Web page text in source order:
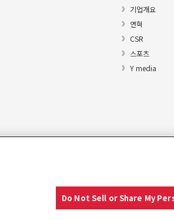
기업개요
연혁
CSR
스포츠
Y media
Copyright © YANMAR
Do Not Sell or Share My